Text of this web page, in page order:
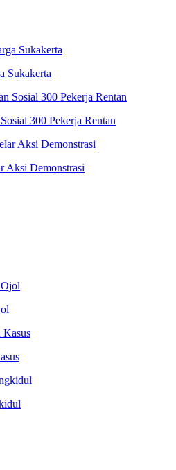
Sukakerta
300 Pekerja Rentan
Aksi Demonstrasi